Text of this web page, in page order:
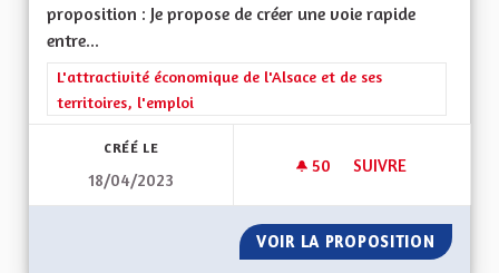
proposition : Je propose de créer une voie rapide
entre...
Filtrer les résultats de la catégorie : L'attractivité
L'attractivité économique de l'Alsace et de ses
territoires, l'emploi
CRÉÉ LE
18/04/2023
50 50 ABONNÉS
SUIVRE
VOIR LA PROPOSITION